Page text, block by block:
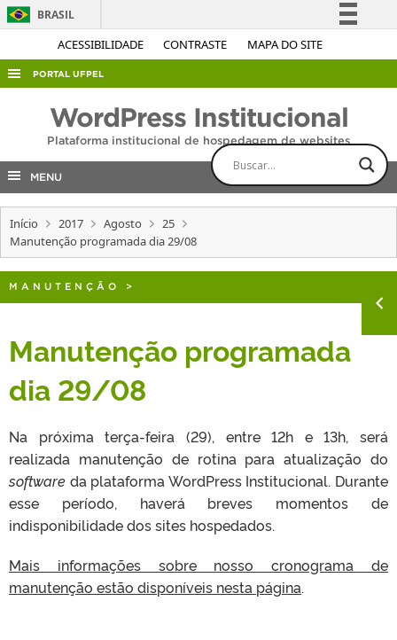
ACESSIBILIDADE CONTRASTE MAPA DO SITE
BRASIL
Simplifique!
Acesso à informação
Legislação
PORTAL UFPEL
AUDITORIA
COBALTO
CONCURSOS
EDITAIS
OUVIDORIA
TELEFONES
WordPress Institucional
Plataforma institucional de hospedagem de websites
MENU
Início 2017 Agosto
25
Manutenção programada dia 29/08
MANUTENÇÃO >
Manutenção programada
dia 29/08
Na próxima terça-feira (29), entre 12h e 13h, será
realizada manutenção de rotina para atualização do
software da plataforma WordPress Institucional. Durante
esse período, haverá breves momentos de
indisponibilidade dos sites hospedados.
Mais informações sobre nosso cronograma de
manutenção estão disponíveis nesta página.